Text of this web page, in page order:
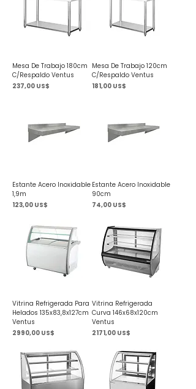
Mesa De Trabajo 180cm
C/Respaldo Ventus
Precio
237,00 US$
Mesa De Trabajo 120cm
C/Respaldo Ventus
Precio
181,00 US$
Estante Acero Inoxidable
1,9m
Precio
123,00 US$
Estante Acero Inoxidable
90cm
Precio
74,00 US$
Vitrina Refrigerada Para
Helados 135x83,8x127cm
Ventus
Precio
2990,00 US$
Vitrina Refrigerada
Curva 146x68x120cm
Ventus
Precio
2171,00 US$